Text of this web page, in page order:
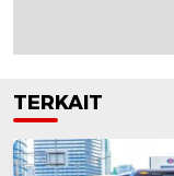
TERKAIT